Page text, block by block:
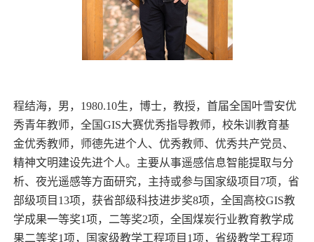
程结海，男， 1980.10生，博士，教授，首届全国叶雪安优
秀青年教师，全国GIS大赛优秀指导教师，校朱训教育基
金优秀教师，师德先进个人、优秀教师、优秀共产党员、
精神文明建设先进个人。主要从事遥感信息智能提取与分
析、夜光遥感等方面研究，主持或参与国家级项目 7项，省
部级项目 13项，获省部级科技进步奖8项，全国高校GIS教
学成果一等奖1项，二等奖2项，全国煤炭行业教育教学成
果二等奖1项，国家级教学工程项目 1项，省级教学工程项